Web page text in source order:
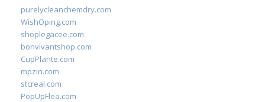
purelycleanchemdry.com
WishOping.com
shoplegacee.com
bonvivantshop.com
CupPlante.com
mpzin.com
stcreal.com
PopUpFlea.com